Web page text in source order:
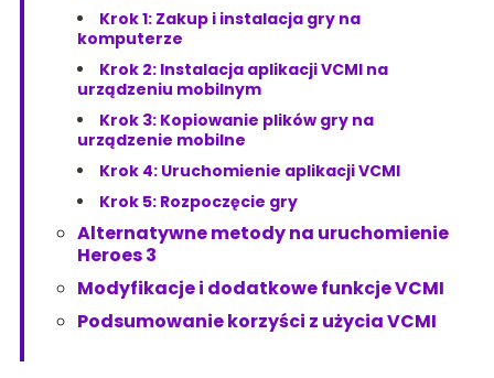
Krok 1: Zakup i instalacja gry na
komputerze
Krok 2: Instalacja aplikacji VCMI na
urządzeniu mobilnym
Krok 3: Kopiowanie plików gry na
urządzenie mobilne
Krok 4: Uruchomienie aplikacji VCMI
Krok 5: Rozpoczęcie gry
Alternatywne metody na uruchomienie
Heroes 3
Modyfikacje i dodatkowe funkcje VCMI
Podsumowanie korzyści z użycia VCMI